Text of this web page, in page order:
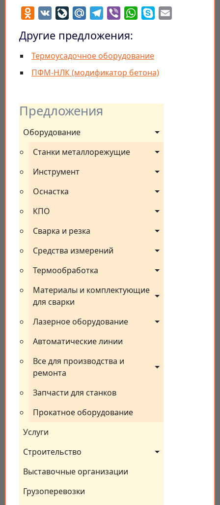
Предложения
Оборудование
Станки металлорежущие
Инструмент
Оснастка
КПО
Сварка и резка
Средства измерений
Термообработка
Материалы и комплектующие
для сварки
Лазерное оборудование
Автоматические линии
Все для производства и
ремонта
Запчасти для станков
Прокатное оборудование
Услуги
Строительство
Выставочные организации
Грузоперевозки
Odnoklassniki
VK LiveJournal
Mail.RuTelegram
Viber WhatsApp
Skype
Другие предложения:
Термоусадочное оборудование
ПФМ-НЛК (модификатор бетона)